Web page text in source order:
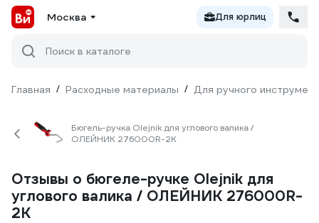
Москва Для юрлиц
Поиск в каталоге
Главная / Расходные материалы / Для ручного
Бюгель-ручка Olejnik для углового валика /
ОЛЕЙНИК 276000R-2K
Отзывы о бюгеле-ручке Olejnik для
углового валика / ОЛЕЙНИК 276000R-
2K